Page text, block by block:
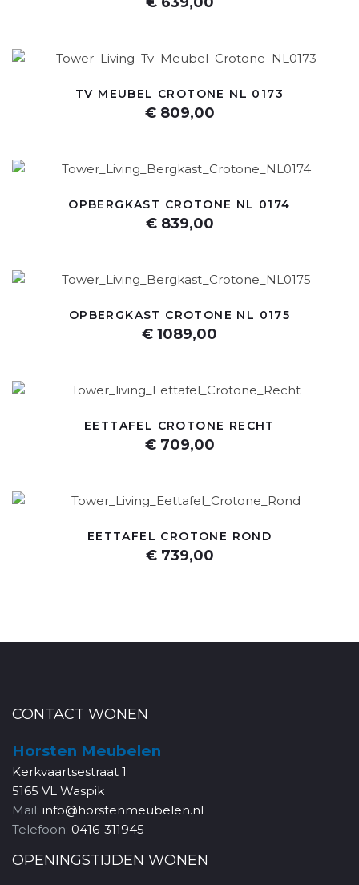
TV MEUBEL CROTONE NL 0173
€ 809,00
OPBERGKAST CROTONE NL 0174
€ 839,00
OPBERGKAST CROTONE NL 0175
€ 1089,00
EETTAFEL CROTONE RECHT
€ 709,00
EETTAFEL CROTONE ROND
€ 739,00
CONTACT WONEN
Horsten Meubelen
Kerkvaartsestraat 1
5165 VL Waspik
Mail: info@horstenmeubelen.nl
Telefoon: 0416-311945
OPENINGSTIJDEN WONEN